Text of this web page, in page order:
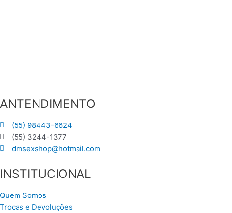
ANTENDIMENTO
(55) 98443-6624
(55) 3244-1377
dmsexshop@hotmail.com
INSTITUCIONAL
Quem Somos
Trocas e Devoluções